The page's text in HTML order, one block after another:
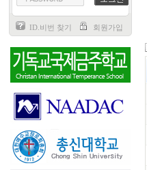
ID.비번 찾기 회원가입